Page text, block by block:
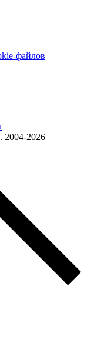
файлов
2004-2026